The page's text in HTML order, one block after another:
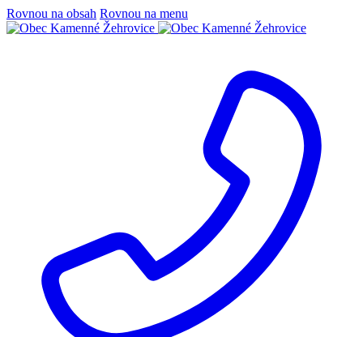
Rovnou na obsah Rovnou na menu